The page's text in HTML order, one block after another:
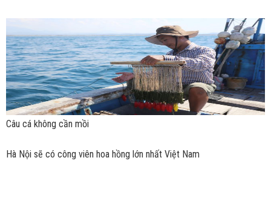
Câu cá không cần mồi
Hà Nội sẽ có công viên hoa hồng lớn nhất Việt Nam